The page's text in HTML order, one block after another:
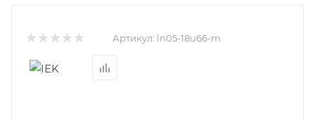
Артикул: ln05-18u66-m